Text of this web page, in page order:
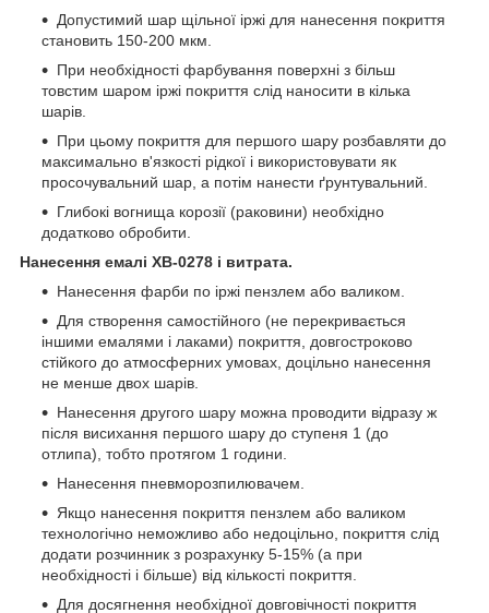
Допустимий шар щільної іржі для нанесення покриття
становить 150-200 мкм.
При необхідності фарбування поверхні з більш
товстим шаром іржі покриття слід наносити в кілька
шарів.
При цьому покриття для першого шару розбавляти до
максимально в'язкості рідкої і використовувати як
просочувальний шар, а потім нанести ґрунтувальний.
Глибокі вогнища корозії (раковини) необхідно
додатково обробити.
Нанесення емалі ХВ-0278 і витрата.
Нанесення фарби по іржі пензлем або валиком.
Для створення самостійного (не перекривається
іншими емалями і лаками) покриття, довгостроково
стійкого до атмосферних умовах, доцільно нанесення
не менше двох шарів.
Нанесення другого шару можна проводити відразу ж
після висихання першого шару до ступеня 1 (до
отлипа), тобто протягом 1 години.
Нанесення пневморозпилювачем.
Якщо нанесення покриття пензлем або валиком
технологічно неможливо або недоцільно, покриття слід
додати розчинник з розрахунку 5-15% (а при
необхідності і більше) від кількості покриття.
Для досягнення необхідної довговічності покриття